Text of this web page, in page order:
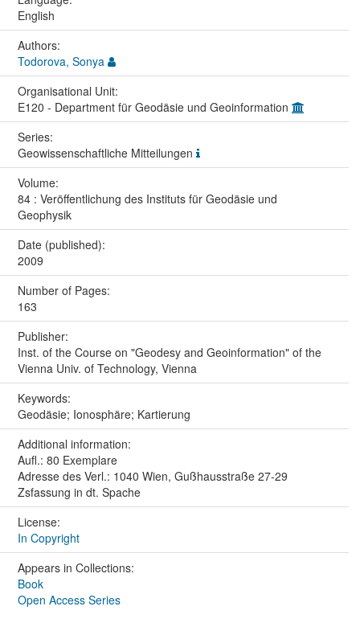
English
Authors:
Todorova, Sonya
Organisational Unit:
E120 - Department für Geodäsie und Geoinformation
Series:
Geowissenschaftliche Mitteilungen
Volume:
84 : Veröffentlichung des Instituts für Geodäsie und
Geophysik
Date (published):
2009
Number of Pages:
163
Publisher:
Inst. of the Course on "Geodesy and Geoinformation" of the
Vienna Univ. of Technology, Vienna
Keywords:
Geodäsie; Ionosphäre; Kartierung
Additional information:
Aufl.: 80 Exemplare
Adresse des Verl.: 1040 Wien, Gußhausstraße 27-29
Zsfassung in dt. Spache
License:
In Copyright
Appears in Collections:
Book
Open Access Series